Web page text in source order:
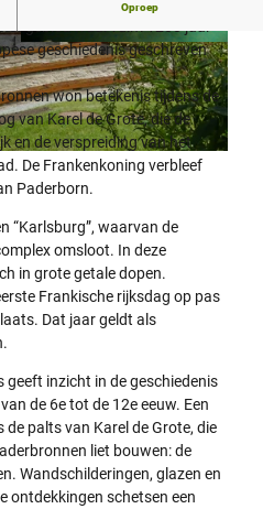
| CC-BY-SA
© Verkehrsverein Paderborn e.V., K. H. Schäfer |
CC-BY-SA
Oproep
geschiedenis geschreven
won betekenis tijdens de
van Karel de Grote, die de
en de verspreiding van het
De Frankenkoning verbleef
Paderborn.
“Karlsburg”, waarvan de
omsloot. In deze
in grote getale dopen.
Frankische rijksdag op pas
Dat jaar geldt als
geeft inzicht in de geschiedenis
de 6e tot de 12e eeuw. Een
palts van Karel de Grote, die
liet bouwen: de
Wandschilderingen, glazen en
ontdekkingen schetsen een